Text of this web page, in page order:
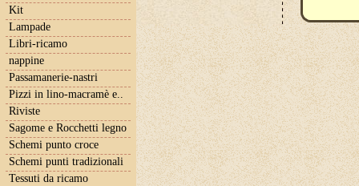
Kit
Lampade
Libri-ricamo
nappine
Passamanerie-nastri
Pizzi in lino-macramè e..
Riviste
Sagome e Rocchetti legno
Schemi punto croce
Schemi punti tradizionali
Tessuti da ricamo